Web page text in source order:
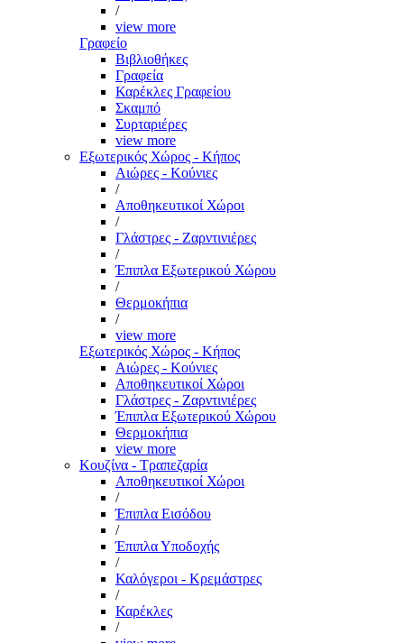
/
view more
Γραφείο
Βιβλιοθήκες
Γραφεία
Καρέκλες Γραφείου
Σκαμπό
Συρταριέρες
view more
Εξωτερικός Χώρος - Κήπος
Αιώρες - Κούνιες
/
Αποθηκευτικοί Χώροι
/
Γλάστρες - Ζαρντινιέρες
/
Έπιπλα Εξωτερικού Χώρου
/
Θερμοκήπια
/
view more
Εξωτερικός Χώρος - Κήπος
Αιώρες - Κούνιες
Αποθηκευτικοί Χώροι
Γλάστρες - Ζαρντινιέρες
Έπιπλα Εξωτερικού Χώρου
Θερμοκήπια
view more
Κουζίνα - Τραπεζαρία
Αποθηκευτικοί Χώροι
/
Έπιπλα Εισόδου
/
Έπιπλα Υποδοχής
/
Καλόγεροι - Κρεμάστρες
/
Καρέκλες
/